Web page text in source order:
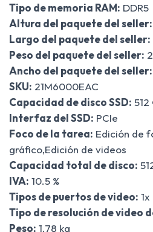
Tipo de memoria RAM: DDR5
Altura del paquete del seller:
Largo del paquete del seller:
Peso del paquete del seller:
Ancho del paquete del seller:
SKU: 21M6000EAC
Capacidad de disco SSD: 512
Interfaz del SSD: PCIe
Foco de la tarea: Edición de
gráfico,Edición de videos
Capacidad total de disco:
IVA: 10.5 %
Tipos de puertos de video: 1x
Tipo de resolución de video
Peso: 1.78 kg